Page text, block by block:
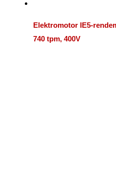
Elektromotor IE5-
740 tpm, 400V